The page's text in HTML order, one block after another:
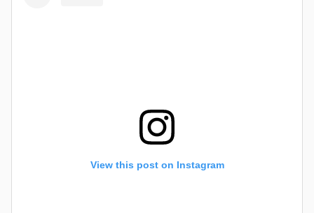
View this post on Instagram